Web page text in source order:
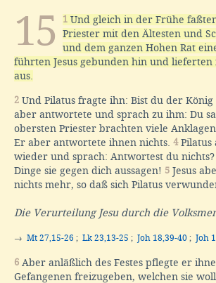
15 1 Und gleich in der Frühe
Priester mit den Ältesten und
und dem ganzen Hohen Rat
führten Jesus gebunden hin und lieferten
aus.
2 Und Pilatus fragte ihn: Bist du der König
aber antwortete und sprach zu ihm: Du
obersten Priester brachten viele
Er aber antwortete ihnen nichts. 4Pilatus
wieder und sprach: Antwortest du nichts?
Dinge sie gegen dich aussagen! 5 Jesus
nichts mehr, so daß sich Pilatus
Die Verurteilung Jesu durch die
→ Mt 27,15-26 ; Lk 23,13-25 ; Joh 18,39-40 ; Joh
6 Aber anläßlich des Festes pflegte er
Gefangenen freizugeben, welchen sie